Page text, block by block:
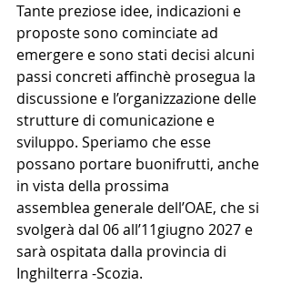
Tante preziose idee, indicazioni e
proposte sono cominciate ad
emergere e sono stati decisi alcuni
passi concreti affinchè prosegua la
discussione e l’organizzazione delle
strutture di comunicazione e
sviluppo. Speriamo che esse
possano portare buonifrutti, anche
in vista della prossima
assemblea generale dell’OAE, che si
svolgerà dal 06 all’11giugno 2027 e
sarà ospitata dalla provincia di
Inghilterra -Scozia.